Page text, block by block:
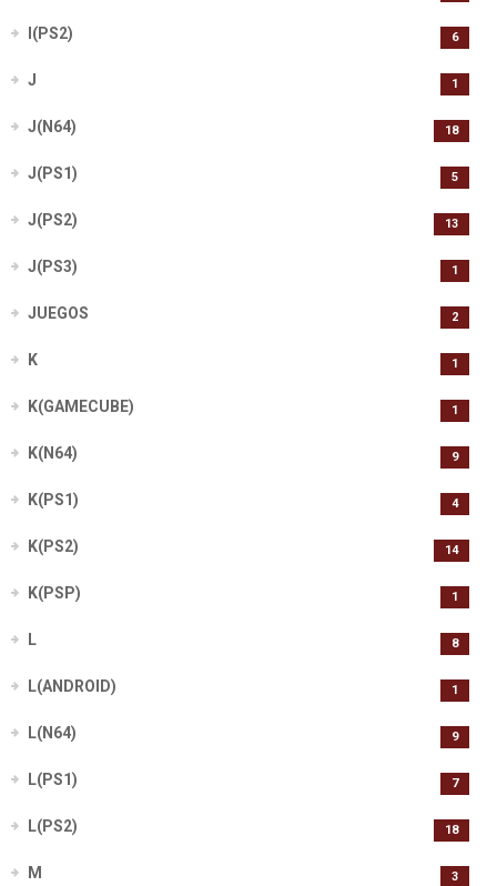
I(PS2) 6
J 1
J(N64) 18
J(PS1) 5
J(PS2) 13
J(PS3) 1
JUEGOS 2
K 1
K(GAMECUBE) 1
K(N64) 9
K(PS1) 4
K(PS2) 14
K(PSP) 1
L 8
L(ANDROID) 1
L(N64) 9
L(PS1) 7
L(PS2) 18
M 3